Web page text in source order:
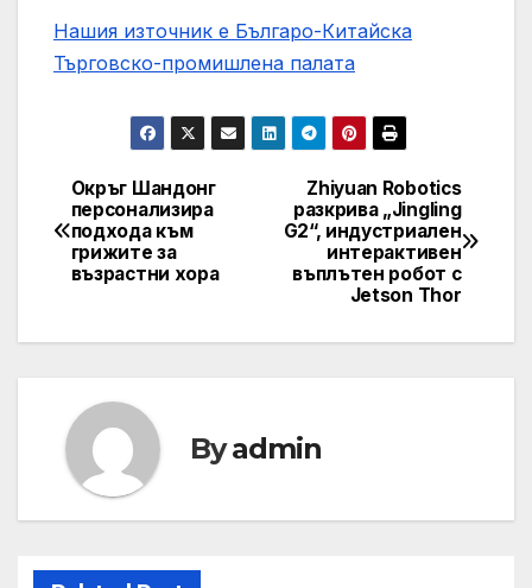
Нашия източник е Българо-Китайска
Търговско-промишлена палaта
Post
navigation
Zhiyuan Robotics
разкрива „Jingling
G2“, индустриален
интерактивен
въплътен робот с
Jetson Thor
Окръг Шандонг
персонализира
подхода към
грижите за
възрастни хора
Byadmin